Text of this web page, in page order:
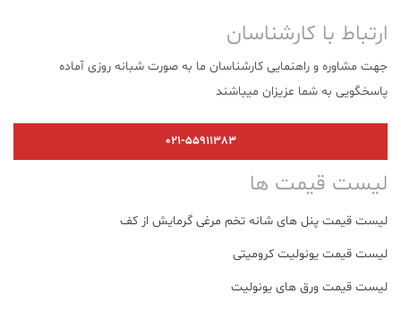
ارتباط با کارشناسان
جهت مشاوره و راهنمایی کارشناسان ما به صورت شبانه روزی آماده
پاسخگویی به شما عزیزان میباشند
021-55911383
لیست قیمت ها
لیست قیمت پنل های شانه تخم مرغی گرمایش از کف
لیست قیمت یونولیت کرومیتی
لیست قیمت ورق های یونولیت